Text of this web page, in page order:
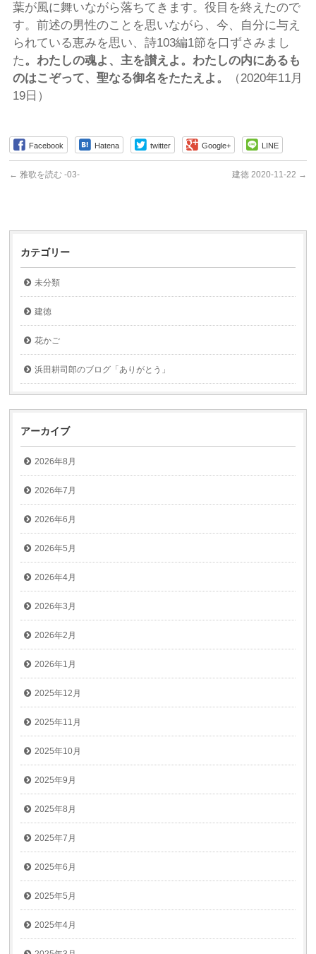
葉が風に舞いながら落ちてきます。役目を終えたので
す。前述の男性のことを思いながら、今、自分に与え
られている恵みを思い、詩103編1節を口ずさみまし
た。わたしの魂よ、主を讃えよ。わたしの内にあるも
のはこぞって、聖なる御名をたたえよ。
（2020年11月
19日）
Facebook Hatena twitter Google+ LINE
← 雅歌を読む -03- 建徳 2020-11-22 →
カテゴリー
未分類
建徳
花かご
浜田耕司郎のブログ「ありがとう」
アーカイブ
2026年8月
2026年7月
2026年6月
2026年5月
2026年4月
2026年3月
2026年2月
2026年1月
2025年12月
2025年11月
2025年10月
2025年9月
2025年8月
2025年7月
2025年6月
2025年5月
2025年4月